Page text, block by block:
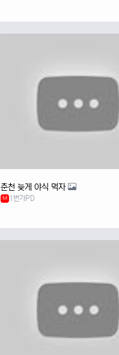
춘천 늦게 야식 먹자
M 1번가PD